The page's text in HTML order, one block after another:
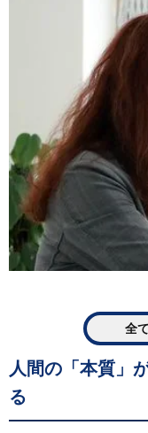
全
人間の「本質」
る